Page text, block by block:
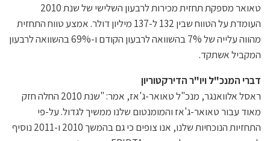
טאואר מספקת תחזית מכירות לרבעון השלישי של שנת 2010
העומדת על הטווח שבין 132 ל-137 מיליון דולר. אמצע טווח התחזית
מהווה עלייה של 7% בהשוואה לרבעון הקודם ו-69% בהשוואה לרבעון
המקביל אשתקד.
דברי המנכ"ל ויו"ר הדירקטוריון
ראסל אלוואנגר, מנכ"ל טאואר-ג'אז, אמר: "שנת 2010 החלה חזק
מאוד עבור טאואר-ג'אז והמומנטום שלנו ממשיך לגדול. על-פי
התחזיות הנוכחיות שלנו, אנו צופים כי גם בהמשך 2010 ו-2011 נוסיף